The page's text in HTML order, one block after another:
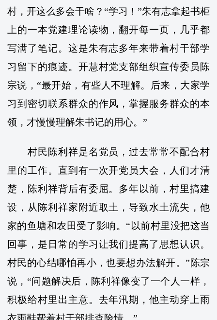
村，开这么多会干啥？“学习！”朱有志拿起书柜
上的一本党建理论读物，翻开每一页，几乎都
写满了笔记。这是朱有志多年来带着村干部学
习留下的痕迹。开慧村党支部组织宣传委员陈
宗说，“最开始，有些人不理解。后来，大家学
习到密切联系群众的作风，掌握服务群众的本
领，才慢慢理解朱书记的用心。”
村民陈利祥是名党员，过去常常不配合村
里的工作。直到有一次开党员大会，人们才清
楚，陈利祥背后有委屈。多年以前，村里搞建
设，从陈利祥家附近取土，导致水土流失，他
家的鱼塘和农田受了影响。“以前村里没把这当
回事，是日常的学习让我们提高了思想认识。
村民的心结哪怕再小，也要想办法解开。”陈宗
说，“问题解决后，陈利祥像变了一个人一样，
积极给村里出主意。去年汛期，他主动穿上雨